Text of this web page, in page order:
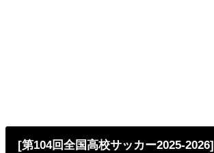
[第104回全国高校サッカー2025-2026]